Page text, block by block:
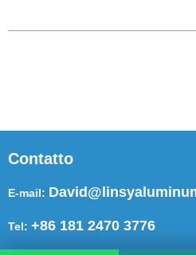
Contatto
E-mail:
Tel: +86 181 2470 3776